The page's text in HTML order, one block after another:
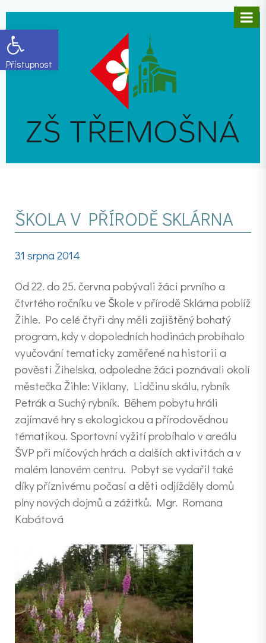
Open toolbar
ŠKOLA V PŘÍRODĚ SKLÁRNA
31 srpna 2014
Od 22. do 25. června pobývali žáci prvního a
čtvrtého ročníku ve Škole v přírodě Sklárna poblíž
Žihle. Po celé čtyři dny měli zajištěný bohatý
program, kdy v dopoledních hodinách probíhalo
vyučování tematicky zaměřené na historii a
pověsti Žihelska, odpoledne žáci poznávali okolí
městečka Žihle: Viklany, Lidčinu skálu, rybník
Petrák a Suchý rybník. Během pobytu hráli
zajímavé hry s ekologickou a přírodovědnou
tématikou. Sportovní vyžití probíhalo v areálu
ŠVP při míčových hrách a dalších aktivitách a v
malém lanovém centru. Pobyt se vydařil také
díky příznivému počasí a děti odjížděly domů
plny nových dojmů a zážitků. Mgr. Romana
Kabátová